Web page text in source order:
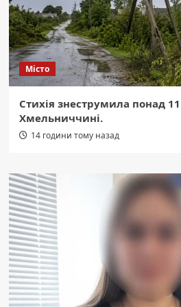
Місто
Стихія знеструмила понад
Хмельниччині.
14 години тому назад